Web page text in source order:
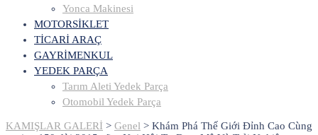
Yonca Makinesi
MOTORSİKLET
TİCARİ ARAÇ
GAYRİMENKUL
YEDEK PARÇA
Tarım Aleti Yedek Parça
Otomobil Yedek Parça
KAMIŞLAR GALERİ > Genel > Khám Phá Thế Giới Đỉnh Cao Cùng